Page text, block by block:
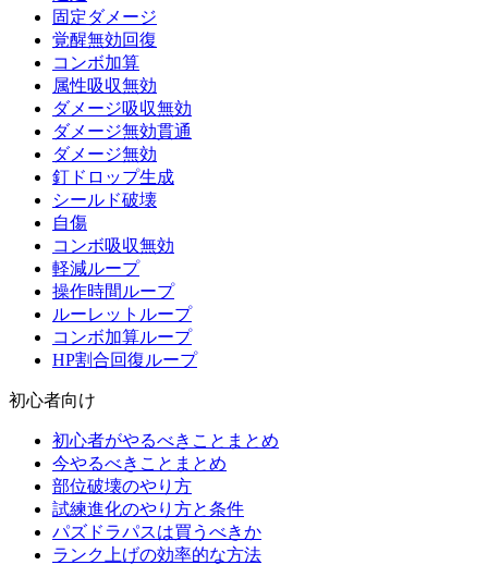
固定ダメージ
覚醒無効回復
コンボ加算
属性吸収無効
ダメージ吸収無効
ダメージ無効貫通
ダメージ無効
釘ドロップ生成
シールド破壊
自傷
コンボ吸収無効
軽減ループ
操作時間ループ
ルーレットループ
コンボ加算ループ
HP割合回復ループ
初心者向け
初心者がやるべきことまとめ
今やるべきことまとめ
部位破壊のやり方
試練進化のやり方と条件
パズドラパスは買うべきか
ランク上げの効率的な方法